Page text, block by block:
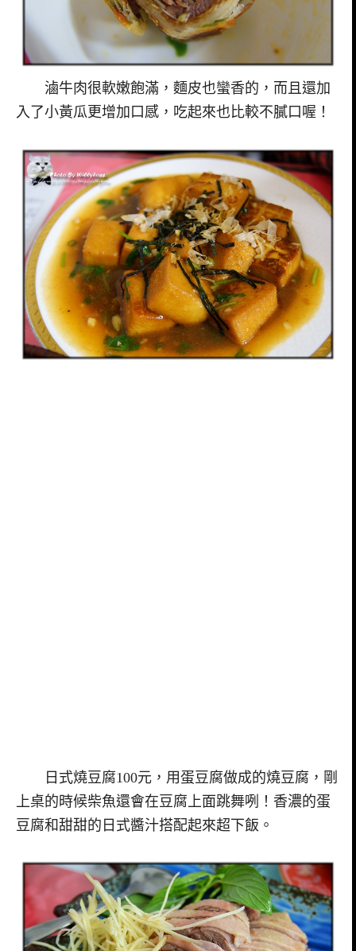
滷牛肉很軟嫩飽滿，麵皮也蠻香的，而且還加
入了小黃瓜更增加口感，吃起來也比較不膩口喔！
日式燒豆腐100元，用蛋豆腐做成的燒豆腐，剛
上桌的時候柴魚還會在豆腐上面跳舞咧！香濃的蛋
豆腐和甜甜的日式醬汁搭配起來超下飯。